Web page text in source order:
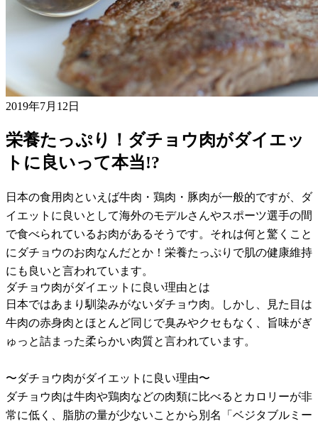
2019年7月12日
栄養たっぷり！ダチョウ肉がダイエッ
トに良いって本当!?
日本の食用肉といえば牛肉・鶏肉・豚肉が一般的ですが、ダ
イエットに良いとして海外のモデルさんやスポーツ選手の間
で食べられているお肉があるそうです。それは何と驚くこと
にダチョウのお肉なんだとか！栄養たっぷりで肌の健康維持
にも良いと言われています。
ダチョウ肉がダイエットに良い理由とは
日本ではあまり馴染みがないダチョウ肉。しかし、見た目は
牛肉の赤身肉とほとんど同じで臭みやクセもなく、旨味がぎ
ゅっと詰まった柔らかい肉質と言われています。
〜ダチョウ肉がダイエットに良い理由〜
ダチョウ肉は牛肉や鶏肉などの肉類に比べるとカロリーが非
常に低く、脂肪の量が少ないことから別名「ベジタブルミー